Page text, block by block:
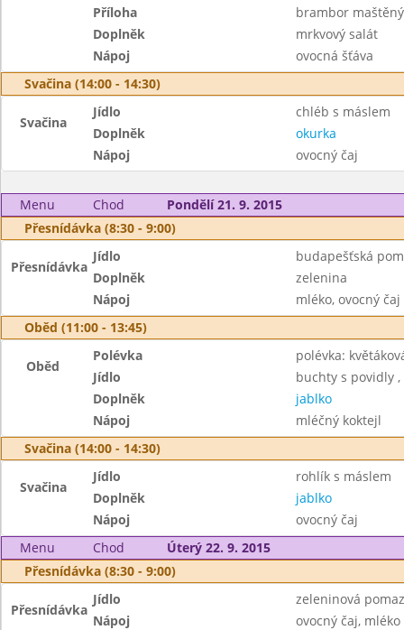
Příloha
brambor
Doplněk
mrkvový salát
Nápoj
ovocná šťáva
Svačina (14:00 - 14:30)
Svačina
Jídlo
chléb s máslem
Doplněk
okurka
Nápoj
ovocný čaj
Menu Chod
Pondělí 21. 9. 2015
Přesnídávka (8:30 - 9:00)
Přesnídávka
Jídlo
budapešťská
Doplněk
zelenina
Nápoj
mléko, ovocný čaj
Oběd (11:00 - 13:45)
Oběd
Polévka
polévka:
Jídlo
buchty s povidly
Doplněk
jablko
Nápoj
mléčný koktejl
Svačina (14:00 - 14:30)
Svačina
Jídlo
rohlík s máslem
Doplněk
jablko
Nápoj
ovocný čaj
Menu
Chod
Úterý 22. 9. 2015
Přesnídávka (8:30 - 9:00)
Přesnídávka
Jídlo
zeleninová
Nápoj
ovocný čaj, mléko